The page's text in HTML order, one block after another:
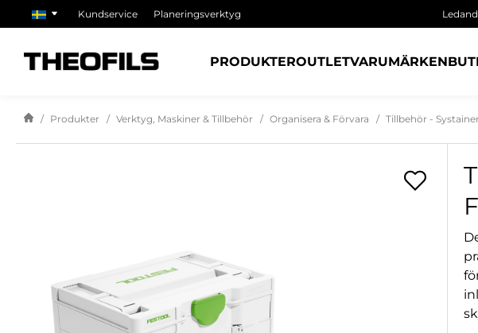
Kundservice Planeringsverktyg
PRODUKTEROUTLETVARUMÄRKEN
Produkter Verktyg, Maskiner & Tillbehör Organisera & Förvara Tillbehör -